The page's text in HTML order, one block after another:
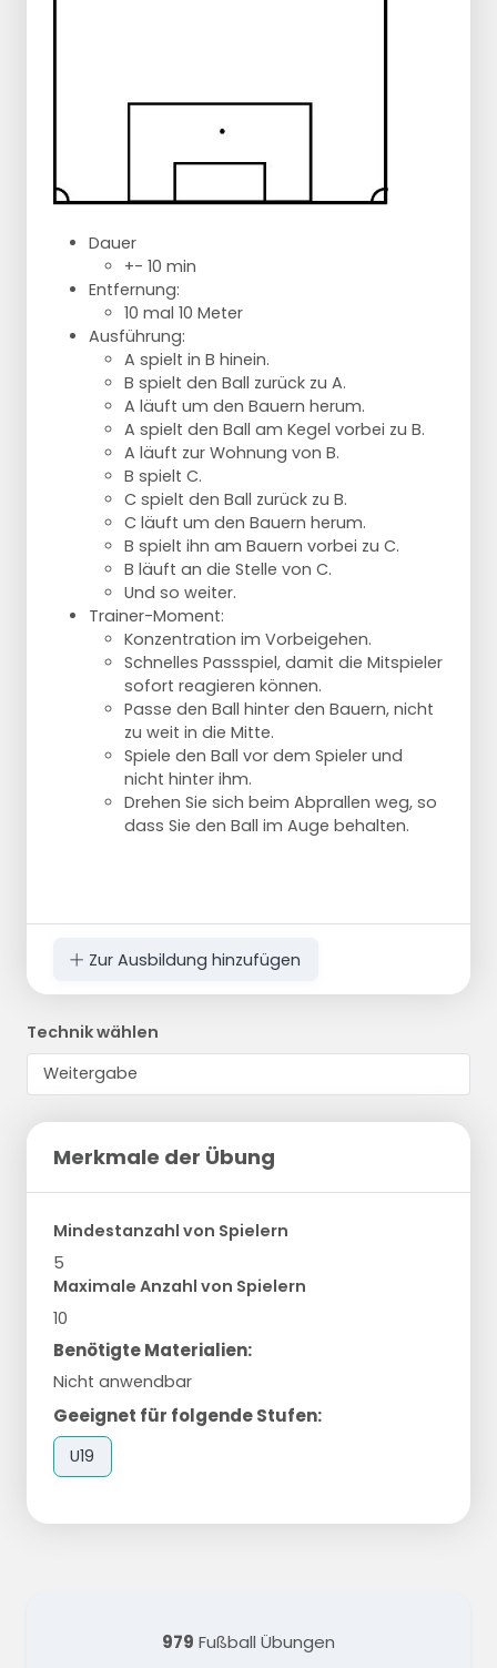
Dauer
+- 10 min
Entfernung:
10 mal 10 Meter
Ausführung:
A spielt in B hinein.
B spielt den Ball zurück zu A.
A läuft um den Bauern herum.
A spielt den Ball am Kegel vorbei zu B.
A läuft zur Wohnung von B.
B spielt C.
C spielt den Ball zurück zu B.
C läuft um den Bauern herum.
B spielt ihn am Bauern vorbei zu C.
B läuft an die Stelle von C.
Und so weiter.
Trainer-Moment:
Konzentration im Vorbeigehen.
Schnelles Passspiel, damit die Mitspieler
sofort reagieren können.
Passe den Ball hinter den Bauern, nicht
zu weit in die Mitte.
Spiele den Ball vor dem Spieler und
nicht hinter ihm.
Drehen Sie sich beim Abprallen weg, so
dass Sie den Ball im Auge behalten.
Zur Ausbildung hinzufügen
Technik wählen
Merkmale der Übung
Mindestanzahl von Spielern
5
Maximale Anzahl von Spielern
10
Benötigte Materialien:
Nicht anwendbar
Geeignet für folgende Stufen:
U19
979 Fußball Übungen